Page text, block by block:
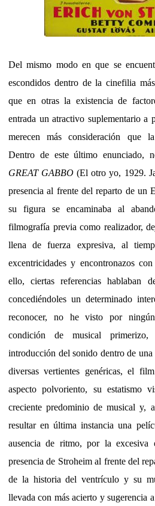
Del mismo modo en que se
escondidos dentro de la cinefilia
que en otras la existencia de
entrada un atractivo suplementario a
merecen más consideración que
Dentro de este último enunciado,
GREAT GABBO (El otro yo, 1929.
presencia al frente del reparto de un
su figura se encaminaba al
filmografía previa como realizador,
llena de fuerza expresiva, al
excentricidades y encontronazos
ello, ciertas referencias hablaban
concediéndoles un determinado
reconocer, no he visto por
condición de musical
introducción del sonido dentro de una
diversas vertientes genéricas, el
aspecto polvoriento, su estatismo
creciente predominio de musical y,
resultar en última instancia una
ausencia de ritmo, por la excesiva
presencia de Stroheim al frente del
de la historia del ventrículo y su
llevada con más acierto y sugerencia